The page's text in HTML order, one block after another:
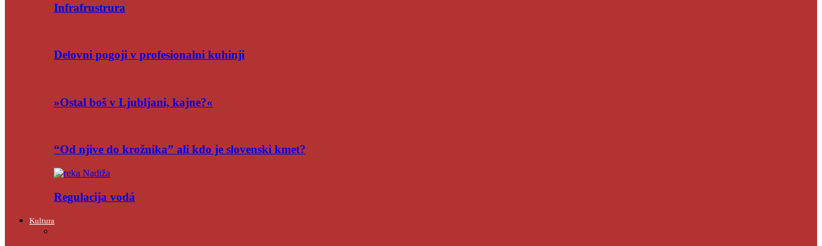
Infrafrustrura
Delovni pogoji v profesionalni kuhinji
»Ostal boš v Ljubljani, kajne?«
“Od njive do krožnika” ali kdo je slovenski kmet?
Regulacija vodá
Kultura